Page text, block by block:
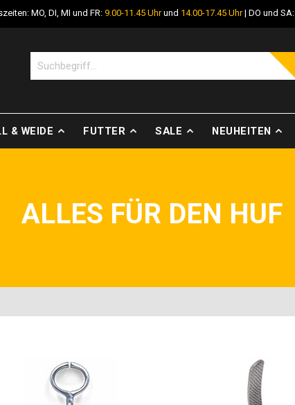
MO, DI, MI und FR: 9.00-11.45 Uhrund 14.00-17.45 Uhr| DO und SA:
& WEIDE FUTTER SALE NEUHEITEN
ALLES FÜR DEN HUF